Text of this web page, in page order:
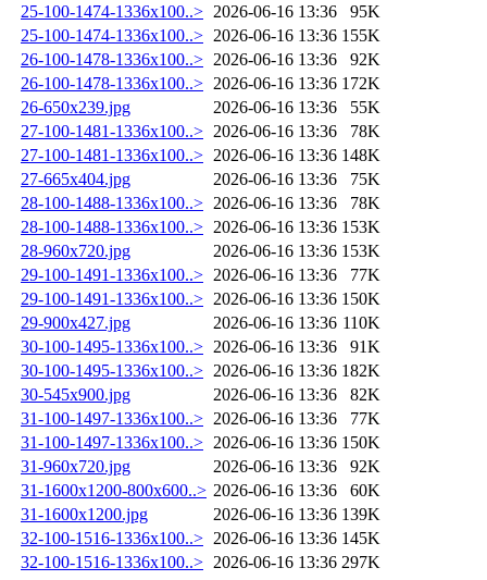
25-100-1474-1336x100..> 2026-06-16 13:36
95K
25-100-1474-1336x100..> 2026-06-16 13:36 155K
26-100-1478-1336x100..> 2026-06-16 13:36
92K
26-100-1478-1336x100..> 2026-06-16 13:36 172K
26-650x239.jpg
2026-06-16 13:36
55K
27-100-1481-1336x100..> 2026-06-16 13:36
78K
27-100-1481-1336x100..> 2026-06-16 13:36 148K
27-665x404.jpg
2026-06-16 13:36
75K
28-100-1488-1336x100..> 2026-06-16 13:36
78K
28-100-1488-1336x100..> 2026-06-16 13:36 153K
28-960x720.jpg
2026-06-16 13:36 153K
29-100-1491-1336x100..> 2026-06-16 13:36
77K
29-100-1491-1336x100..> 2026-06-16 13:36 150K
29-900x427.jpg
2026-06-16 13:36 110K
30-100-1495-1336x100..> 2026-06-16 13:36
91K
30-100-1495-1336x100..> 2026-06-16 13:36 182K
30-545x900.jpg
2026-06-16 13:36
82K
31-100-1497-1336x100..> 2026-06-16 13:36
77K
31-100-1497-1336x100..> 2026-06-16 13:36 150K
31-960x720.jpg
2026-06-16 13:36
92K
31-1600x1200-800x600..> 2026-06-16 13:36
60K
31-1600x1200.jpg
2026-06-16 13:36 139K
32-100-1516-1336x100..> 2026-06-16 13:36 145K
32-100-1516-1336x100..> 2026-06-16 13:36 297K